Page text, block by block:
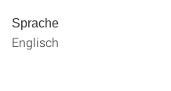
Sprache
Englisch